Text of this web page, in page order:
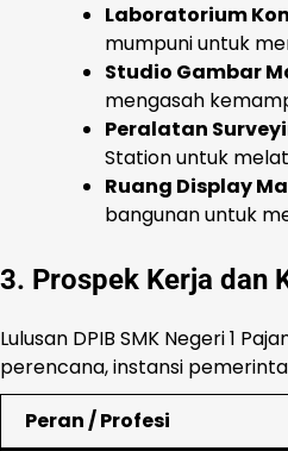
Laboratorium
mumpuni untuk
Studio Gambar
mengasah
Peralatan
Station untuk
Ruang Display
bangunan untuk
3. Prospek Kerja dan
Lulusan DPIB SMK Negeri 1
perencana, instansi
Peran / Profesi